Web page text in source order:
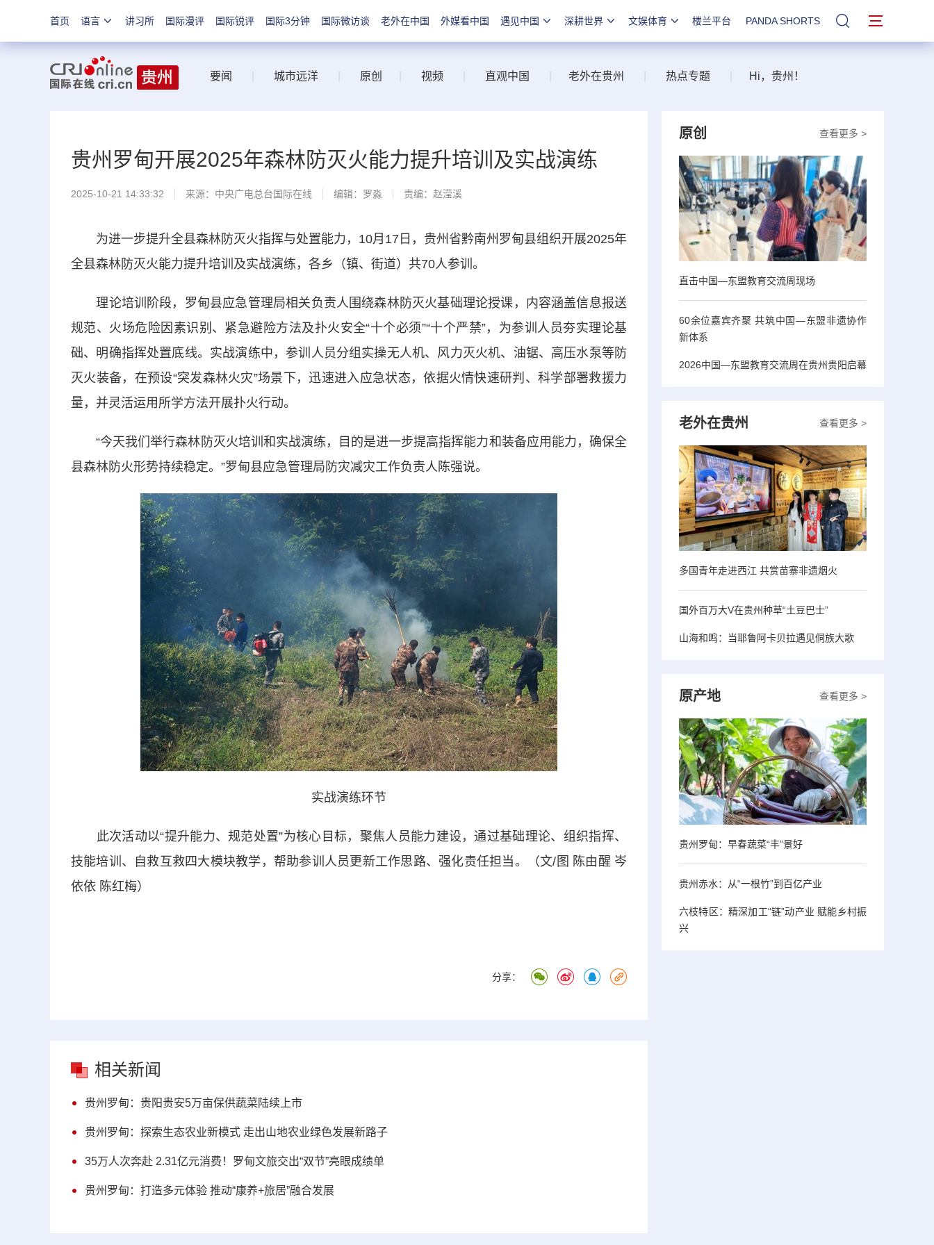
首页 语言 讲习所 国际漫评 国际锐评 国际3分钟 国际微访谈 老外在中国 外媒看中国 遇见中国 深耕世界 文娱体育 楼兰平台 PANDA SHORTS 站内搜索
要闻 城市远洋 原创 视频 直观中国 老外在贵州 热点专题 Hi，贵州！
贵州罗甸开展2025年森林防灭火能力提升培训及实战演练
2025-10-21 14:33:32 来源：中央广电总台国际在线 编辑：罗淼 责编：赵滢溪
为进一步提升全县森林防灭火指挥与处置能力，10月17日，贵州省黔南州罗甸县组织开展2025年
全县森林防灭火能力提升培训及实战演练，各乡（镇、街道）共70人参训。
理论培训阶段，罗甸县应急管理局相关负责人围绕森林防灭火基础理论授课，内容涵盖信息报送
规范、火场危险因素识别、紧急避险方法及扑火安全“十个必须”“十个严禁”，为参训人员夯实理论基
础、明确指挥处置底线。实战演练中，参训人员分组实操无人机、风力灭火机、油锯、高压水泵等防
灭火装备，在预设“突发森林火灾”场景下，迅速进入应急状态，依据火情快速研判、科学部署救援力
量，并灵活运用所学方法开展扑火行动。
“今天我们举行森林防灭火培训和实战演练，目的是进一步提高指挥能力和装备应用能力，确保全
县森林防火形势持续稳定。”罗甸县应急管理局防灾减灾工作负责人陈强说。
实战演练环节
此次活动以“提升能力、规范处置”为核心目标，聚焦人员能力建设，通过基础理论、组织指挥、
技能培训、自救互救四大模块教学，帮助参训人员更新工作思路、强化责任担当。（文/图 陈由醒 岑
依依 陈红梅）
分享：
相关新闻
贵州罗甸：贵阳贵安5万亩保供蔬菜陆续上市
贵州罗甸：探索生态农业新模式 走出山地农业绿色发展新路子
35万人次奔赴 2.31亿元消费！罗甸文旅交出“双节”亮眼成绩单
贵州罗甸：打造多元体验 推动“康养+旅居”融合发展
查看更多 >
原创
直击中国—东盟教育交流周现场
60余位嘉宾齐聚 共筑中国—东盟非遗协作
新体系
2026中国—东盟教育交流周在贵州贵阳启幕
查看更多 >
老外在贵州
多国青年走进西江 共赏苗寨非遗烟火
国外百万大V在贵州种草“土豆巴士”
山海和鸣：当耶鲁阿卡贝拉遇见侗族大歌
查看更多 >
原产地
贵州罗甸：早春蔬菜“丰”景好
贵州赤水：从“一根竹”到百亿产业
六枝特区：精深加工“链”动产业 赋能乡村振
兴